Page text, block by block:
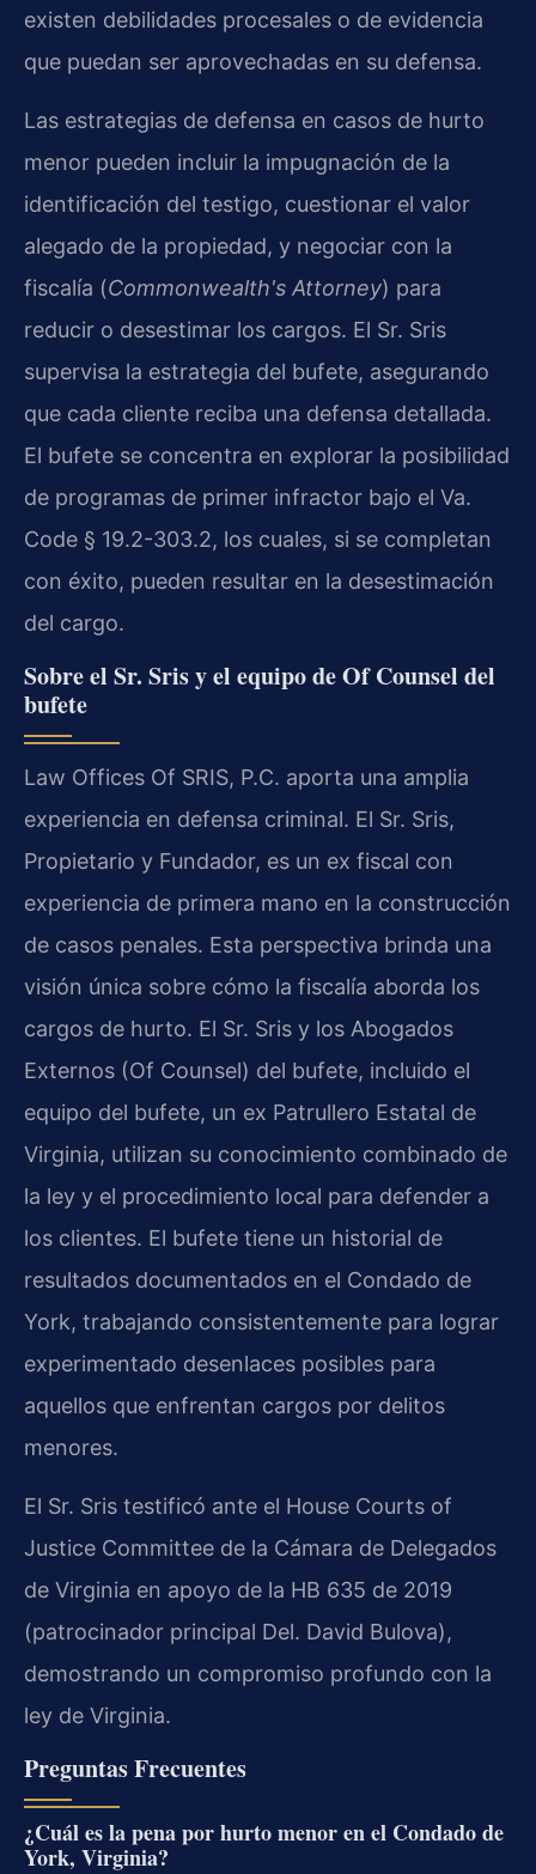
existen debilidades procesales o de evidencia
que puedan ser aprovechadas en su defensa.
Las estrategias de defensa en casos de hurto
menor pueden incluir la impugnación de la
identificación del testigo, cuestionar el valor
alegado de la propiedad, y negociar con la
fiscalía (Commonwealth's Attorney) para
reducir o desestimar los cargos. El Sr. Sris
supervisa la estrategia del bufete, asegurando
que cada cliente reciba una defensa detallada.
El bufete se concentra en explorar la posibilidad
de programas de primer infractor bajo el Va.
Code § 19.2-303.2, los cuales, si se completan
con éxito, pueden resultar en la desestimación
del cargo.
Sobre el Sr. Sris y el equipo de Of Counsel del
bufete
Law Offices Of SRIS, P.C. aporta una amplia
experiencia en defensa criminal. El Sr. Sris,
Propietario y Fundador, es un ex fiscal con
experiencia de primera mano en la construcción
de casos penales. Esta perspectiva brinda una
visión única sobre cómo la fiscalía aborda los
cargos de hurto. El Sr. Sris y los Abogados
Externos (Of Counsel) del bufete, incluido el
equipo del bufete, un ex Patrullero Estatal de
Virginia, utilizan su conocimiento combinado de
la ley y el procedimiento local para defender a
los clientes. El bufete tiene un historial de
resultados documentados en el Condado de
York, trabajando consistentemente para lograr
experimentado desenlaces posibles para
aquellos que enfrentan cargos por delitos
menores.
El Sr. Sris testificó ante el House Courts of
Justice Committee de la Cámara de Delegados
de Virginia en apoyo de la HB 635 de 2019
(patrocinador principal Del. David Bulova),
demostrando un compromiso profundo con la
ley de Virginia.
Preguntas Frecuentes
¿Cuál es la pena por hurto menor en el Condado de
York, Virginia?